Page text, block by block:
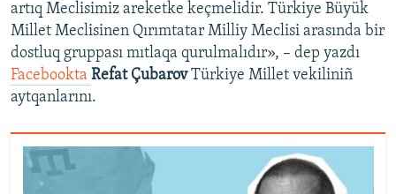
artıq Meclisimiz areketke keçmelidir. Türkiye Büyük
Millet Meclisinen Qırımtatar Milliy Meclisi arasında bir
dostluq gruppası mıtlaqa qurulmalıdır», – dep yazdı
Facebookta Refat ÇubarovTürkiye Millet vekiliniñ
aytqanlarını.